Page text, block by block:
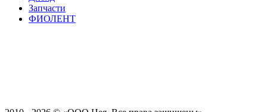
Запчасти
ФИОЛЕНТ